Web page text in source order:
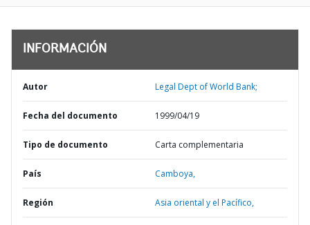
INFORMACIÓN
Autor Legal Dept of World Bank;
Fecha del documento 1999/04/19
Tipo de documento Carta complementaria
País Camboya,
Región Asia oriental y el Pacífico,